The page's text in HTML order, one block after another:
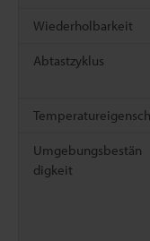
Wiederholbarkeit
Abtastzyklus
Umgebungsbestän
digkeit